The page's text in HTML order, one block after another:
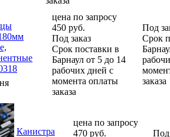
цена по запросу
450 руб.
Под заказ
Срок поставки в
Барнаул от 5 до 14
рабочих дней с
момента оплаты
заказа
Под
Срок
заказа
Канистра
цена по запросу
470 руб.
Под